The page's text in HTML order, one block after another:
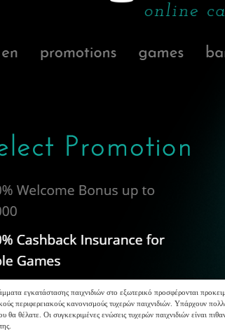
εγκατάστασης παιχνιδιών στο εξωτερικό προσφέρονται
περιφερειακούς κανονισμούς τυχερών παιχνιδιών. Υπάρχουν
θα θέλατε. Οι συγκεκριμένες ενώσεις τυχερών παιχνιδιών είναι